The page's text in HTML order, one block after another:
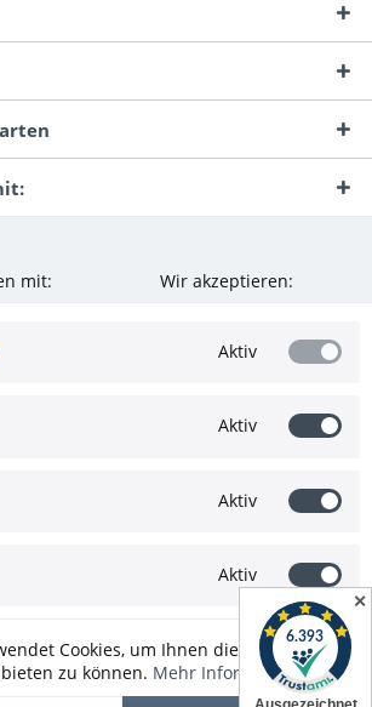
✕
mit: Wir akzeptieren:
Mehrwertsteuer zzgl.Versandkostenund ggf.
Aktiv
Aktiv
Aktiv
Aktiv
Cookies, um Ihnen die bestmögliche
zu können. Mehr Informationen